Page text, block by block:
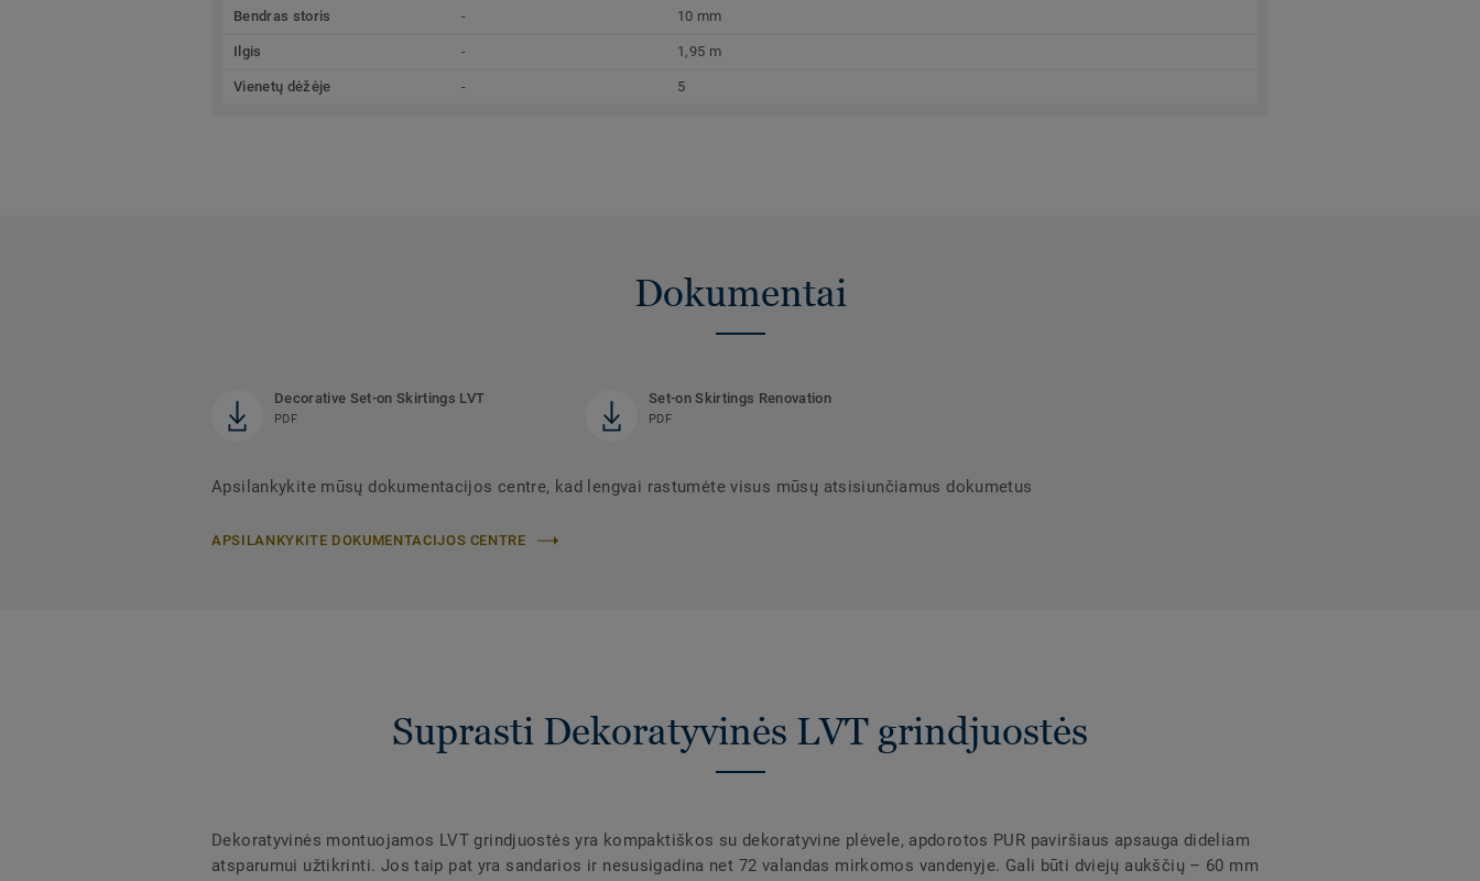
Bendras storis - 10 mm
Ilgis - 1,95 m
Vienetų dėžėje - 5
Dokumentai
Decorative Set-on Skirtings LVT
PDF
Set-on Skirtings Renovation
PDF
Apsilankykite mūsų dokumentacijos centre, kad lengvai rastumėte visus mūsų atsisiunčiamus dokumetus
APSILANKYKITE DOKUMENTACIJOS CENTRE
Suprasti Dekoratyvinės LVT grindjuostės
Dekoratyvinės montuojamos LVT grindjuostės yra kompaktiškos su dekoratyvine plėvele, apdorotos PUR paviršiaus apsauga dideliam
atsparumui užtikrinti. Jos taip pat yra sandarios ir nesusigadina net 72 valandas mirkomos vandenyje. Gali būti dviejų aukščių – 60 mm